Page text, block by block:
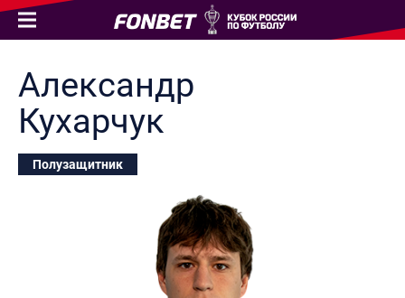
Александр
Кухарчук
Полузащитник